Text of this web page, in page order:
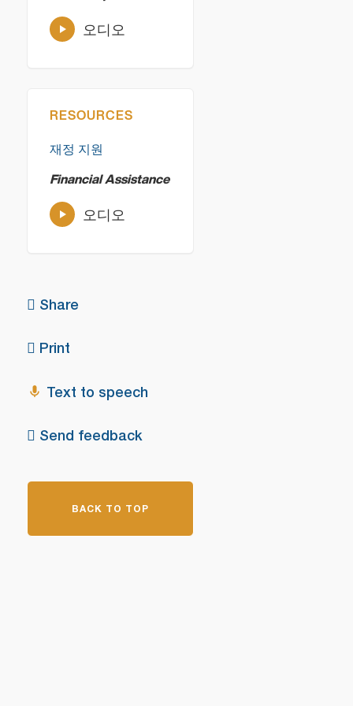
오디오
RESOURCES
재정 지원
Financial Assistance
오디오
Share
Print
Text to speech
Send feedback
BACK TO TOP